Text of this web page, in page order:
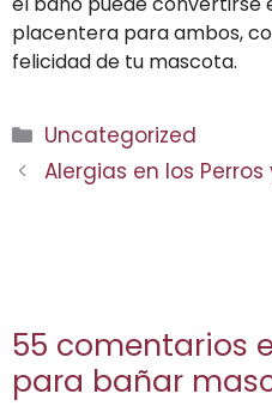
placentera para ambos,
felicidad de tu mascota.
Categorías
Uncategorized
Alergias en los
55 comentarios
para bañar